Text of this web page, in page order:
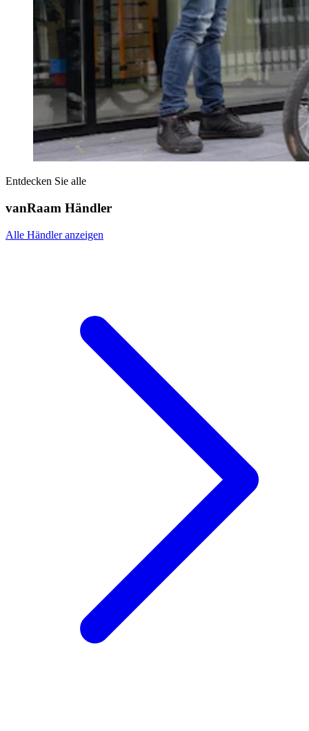
Entdecken Sie alle
vanRaam Händler
Alle Händler anzeigen